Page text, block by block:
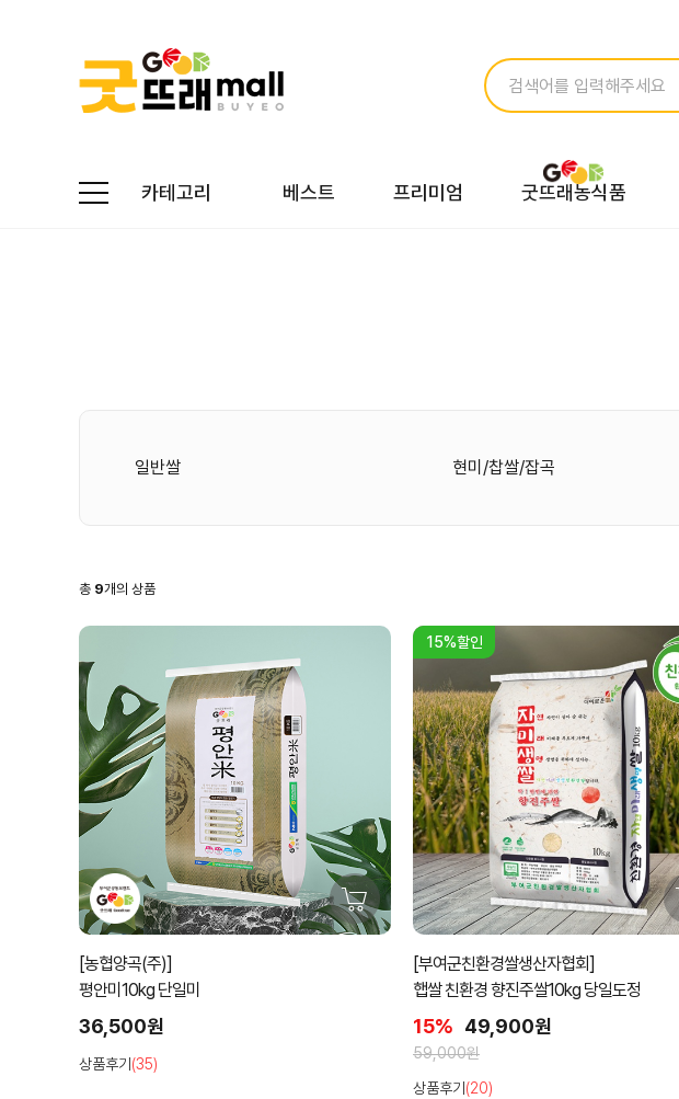
카테고리 베스트 프리미엄 굿뜨래농식품
일반쌀 현미/찹쌀/잡곡
총 9개의 상품
[농협양곡(주)]
평안미10kg 단일미
36,500원
상품후기 (35)
15%할인
[부여군친환경쌀생산자협회]
햅쌀 친환경 향진주쌀10kg 당일도정
15% 49,900원
59,000원
상품후기 (20)